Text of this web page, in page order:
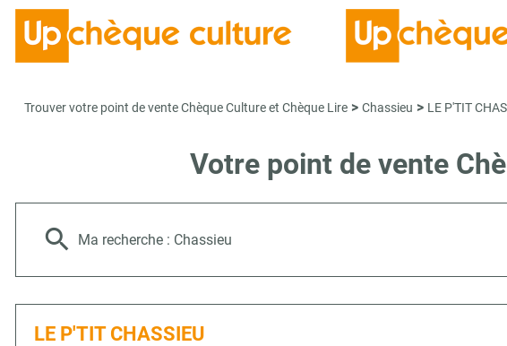
Trouver votre point de vente Chèque Culture et Chèque Lire > Chassieu > LE P'TIT
Votre point de vente
Ma recherche : Chassieu
LE P'TIT CHASSIEU